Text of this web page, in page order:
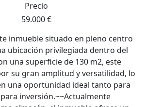
Precio
59.000 €
inmueble situado en pleno centro
ubicación privilegiada dentro del
una superficie de 130 m2, este
su gran amplitud y versatilidad, lo
una oportunidad ideal tanto para
inversión.~~Actualmente